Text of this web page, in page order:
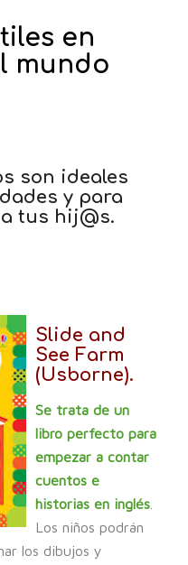
en
mundo
son ideales
y para
tus hij@s.
Slide and
See Farm
(Usborne).
Se trata de un
libro perfecto para
empezar a contar
cuentos e
historias en inglés.
Los niños podrán
los dibujos y